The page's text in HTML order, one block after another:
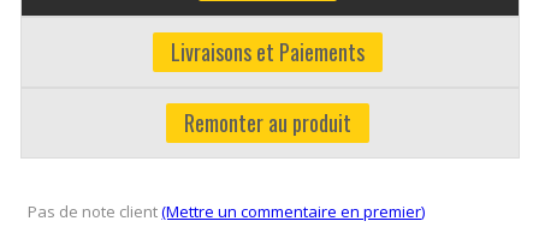
Livraisons et Paiements
Remonter au produit
Pas de note client(Mettre un commentaire en premier)